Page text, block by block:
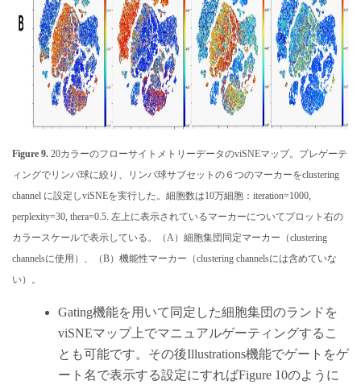
Figure 9. 20カラーのフローサイトメトリーデータのviSNEマップ。プレゲーテ
ィングでリンパ球に絞り、リンパ球サブセットの６つのマーカーをclustering
channel に設定しviSNEを実行した。細胞数は10万細胞：iteration=1000,
perplexity=30, thera=0.5. 左上に表示されているマーカーについてプロット右の
カラースケールで表示している。（A）細胞集団同定マーカー（clustering
channelsに使用）、（B）機能性マーカー（clustering channelsには含めていな
い）。
Gating機能を用いて同定した細胞集団のランドを
viSNEマップ上でマニュアルゲーティングするこ
とも可能です。その後Illustrations機能でゲートをゲ
ート名で表示する設定にすればFigure 10のように